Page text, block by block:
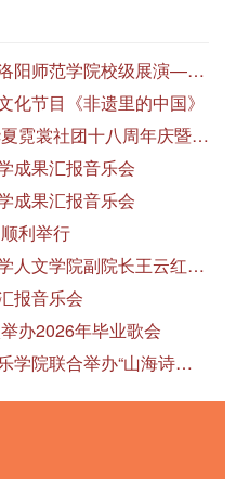
第八届大学生艺术展演活动洛阳师范学院校级展演——艺术作品专场展览在美术与艺术学院顺利开展
化节目《非遗里的中国》
霓裳留韵，赴启新章—— 华夏霓裳社团十八周年庆暨毕业季特别演出圆满落幕
成果汇报音乐会
成果汇报音乐会
利举行
【河洛大讲堂】河南科技大学人文学院副院长王云红教授应邀作专题讲座
报音乐会
办2026年毕业歌会
鸿都书院二号学生社区与音乐学院联合举办“山海诗恋”合唱思政汇报音乐会